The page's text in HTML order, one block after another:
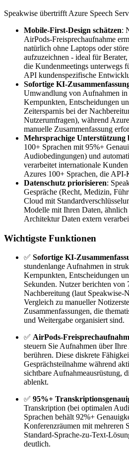
Speakwise übertrifft Azure Speech
Mobile-First-Design schätzen:
AirPods-Freisprechaufnahme
natürlich ohne Laptops oder
aufzuzeichnen - ideal für
die Kundenmeetings unterwegs
API kundenspezifische
Sofortige KI-
Umwandlung von Aufnahmen
Kernpunkten, Entscheidungen
Zeitersparnis bei der
Nutzerumfragen), während
manuelle Zusammenfassung
Mehrsprachige Unterstützung
100+ Sprachen mit 95%+
Audiobedingungen) und
verarbeitet internationale
Azures 100+ Sprachen, die
Datenschutz priorisieren:
Gespräche (Recht, Medizin,
Cloud mit
Modelle mit Ihren Daten,
Architektur Daten extern
Wichtigste Funktionen
✅ Sofortige KI-
stundenlange Aufnahmen in
Kernpunkten, Entscheidungen
Sekunden. Nutzer berichten von
Nachbereitung (laut Speakwise-
Vergleich zu manueller
Zusammenfassungen, die
und Weitergabe organisiert sind.
✅ AirPods-
steuern Sie Aufnahmen über
berühren. Diese diskrete
Gesprächsteilnahme während
sichtbare Aufnahmeausrüstung,
ablenkt.
✅ 95%+
Transkription (bei optimalen
Sprachen behält 92%+
Konferenzräumen mit mehreren
Standard-Sprache-zu-Text-
deutlich.